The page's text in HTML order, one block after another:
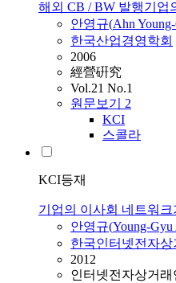
해외 CB / BW 발행기업
안영규(Ahn
한국산업경영학회
2006
經營硏究
Vol.21 No.1
원문보기 2
KCI
스콜라
KCI등재
기업의 이사회 네트워
안영규(Young-Gyu
한국인터넷전자상
2012
인터넷전자상거래